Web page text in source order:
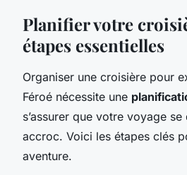
Planifier votre
étapes essentielles
Organiser une croisière pour
Féroé nécessite une
s’assurer que votre voyage
accroc. Voici les étapes clés
aventure.